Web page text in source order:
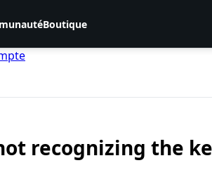
Boutique
recognizing the